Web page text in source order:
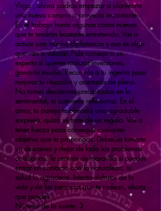
Virgo , ahora podrás empezar a plantearte
una nueva compra o proyecto importante.
En el trabajo harás algunas cosas nuevas
que te tendrán bastante entretenido. Vas a
actuar con mucha diplomacia y eso es algo
que van a valorar. Pide consejo a un
experto si quieres realizar inversiones,
ganarás mucho. Recurrirás a tu ingenio para
mejorar tu situación y acertarás de pleno.
No tomes decisiones precipitadas en lo
sentimental, te conviene reflexionar. En el
amor, tu pareja te ofrecerá una agradable
sorpresa, quizá se trate de un regalo. Vas a
tener fuerza para conseguir cualquier
objetivo que te propongas. Deberías tomarte
un descanso y dejar de lado los problemas
cotidianos. Te sentirás de maravilla si puedes
entrar en contacto con la naturaleza, tu
salud lo agradece. Intenta disfrutar de la
vida y de las personas que te rodean, ahora
que puedes.
Número de la suerte: 3